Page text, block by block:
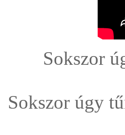
Sokszor
Sokszor úgy